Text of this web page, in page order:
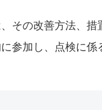
その改善方法、措
参加し、点検に係